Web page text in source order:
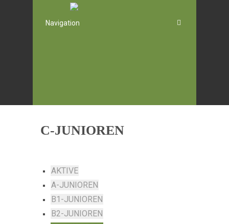
Navigation
C-JUNIOREN
AKTIVE
A-JUNIOREN
B1-JUNIOREN
B2-JUNIOREN